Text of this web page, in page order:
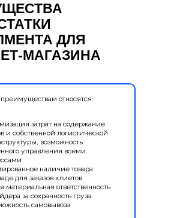
ДЛЯ
МАГАЗИНА
относятся:
затрат на содержание
и собственной логистической
возможность
управления всеми
наличие товара
для заказов клиетов
материальная ответственность
за сохранность груза
самовывоза